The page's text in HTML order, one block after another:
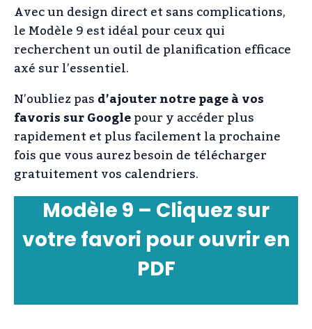
Avec un design direct et sans complications,
le Modèle 9 est idéal pour ceux qui
recherchent un outil de planification efficace
axé sur l’essentiel.
N’oubliez pasd’ajouter notre page à vos
favoris sur Googlepour y accéder plus
rapidement et plus facilement la prochaine
fois que vous aurez besoin de télécharger
gratuitement vos calendriers.
Modèle 9 – Cliquez sur
votre favori pour ouvrir en
PDF